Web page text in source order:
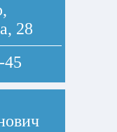
28
45